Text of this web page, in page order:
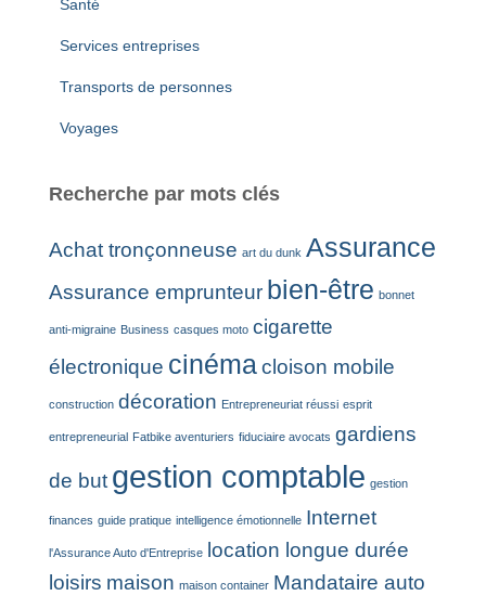
Santé
Services entreprises
Transports de personnes
Voyages
Recherche par mots clés
Achat tronçonneuse art du dunk Assurance
Assurance emprunteur bien-être bonnet
anti-migraine Business casques moto cigarette
électronique cinémacloison mobile
construction décoration Entrepreneuriat réussi esprit
entrepreneurial Fatbike aventuriers fiduciaire avocats gardiens
de but gestion comptable gestion
finances guide pratique intelligence émotionnelle Internet
l'Assurance Auto d'Entreprise
location longue durée
loisirs maison maison container Mandataire auto